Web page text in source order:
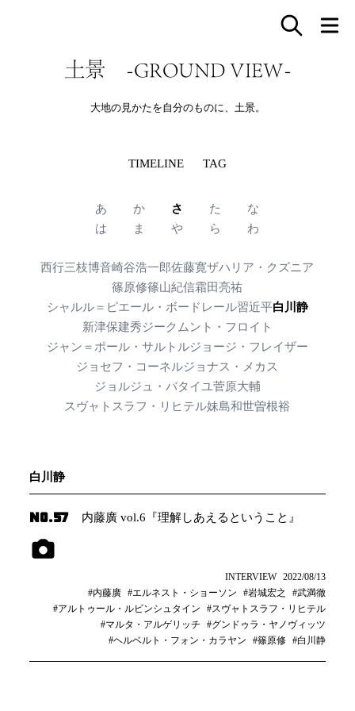
土景 -GROUND VIEW-
大地の見かたを自分のものに、土景。
TIMELINE TAG
あ か さ た
な
は
ま や ら わ
西行三枝博音崎谷浩一郎佐藤寛ザハリア・クズニア
篠原修篠山紀信霜田亮祐
シャルル＝ピエール・ボードレール習近平白川静
新津保建秀ジークムント・フロイト
ジャン＝ポール・サルトルジョージ・フレイザー
ジョセフ・コーネルジョナス・メカス
ジョルジュ・バタイユ菅原大輔
スヴャトスラフ・リヒテル妹島和世曽根裕
白川静
NO.57 内藤廣 vol.6『理解しあえるということ』
INTERVIEW 2022/08/13
#内藤廣 #エルネスト・ショーソン #岩城宏之
#武満徹
#アルトゥール・ルビンシュタイン
#スヴャトスラフ・リヒテル
#マルタ・アルゲリッチ
#グンドゥラ・ヤノヴィッツ
#ヘルベルト・フォン・カラヤン
#篠原修 #白川静